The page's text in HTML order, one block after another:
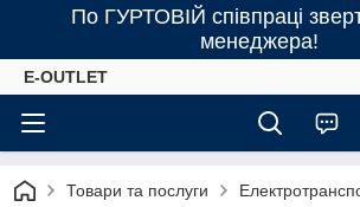
По ГУРТОВІЙ співпраці
менеджера!
E-OUTLET
Товари та послуги